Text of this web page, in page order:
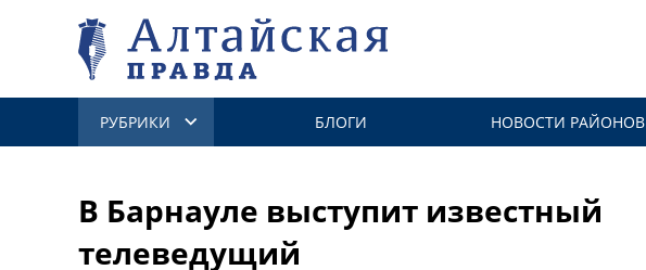
РУБРИКИ БЛОГИ НОВОСТИ РАЙОНОВ
В Барнауле выступит известный
телеведущий